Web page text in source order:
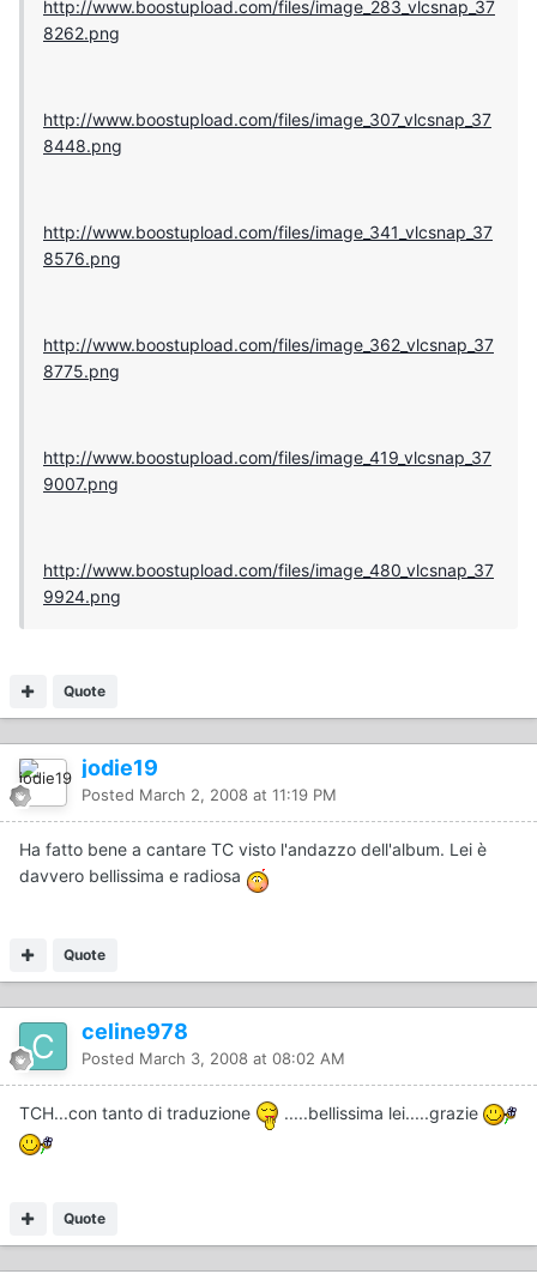
http://www.boostupload.com/files/image_283_vlcsnap_37
8262.png
http://www.boostupload.com/files/image_307_vlcsnap_37
8448.png
http://www.boostupload.com/files/image_341_vlcsnap_37
8576.png
http://www.boostupload.com/files/image_362_vlcsnap_37
8775.png
http://www.boostupload.com/files/image_419_vlcsnap_37
9007.png
http://www.boostupload.com/files/image_480_vlcsnap_37
9924.png
Quote
jodie19
Posted March 2, 2008 at 11:19 PM
Ha fatto bene a cantare TC visto l'andazzo dell'album. Lei è
davvero bellissima e radiosa
Quote
celine978
Posted March 3, 2008 at 08:02 AM
TCH...con tanto di traduzione .....bellissima lei.....grazie
Quote